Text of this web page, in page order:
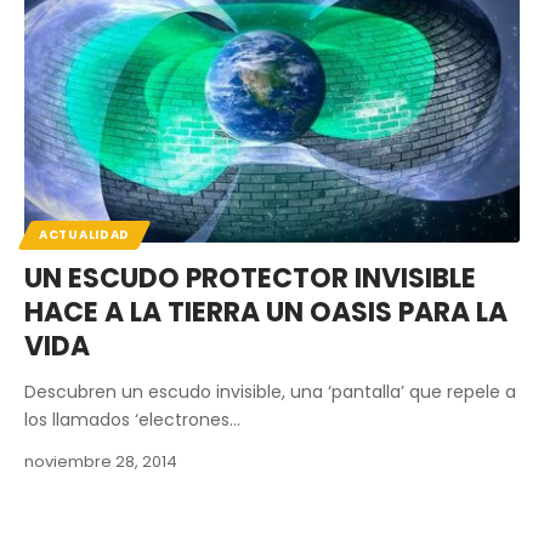
ACTUALIDAD
UN ESCUDO PROTECTOR INVISIBLE
HACE A LA TIERRA UN OASIS PARA LA
VIDA
Descubren un escudo invisible, una ‘pantalla’ que repele a
los llamados ‘electrones…
noviembre 28, 2014